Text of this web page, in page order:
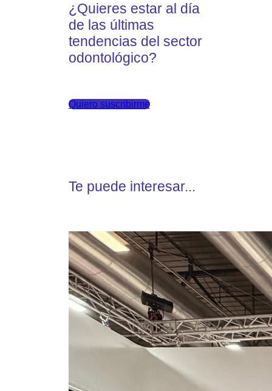
¿Quieres estar al día
de las últimas
tendencias del sector
odontológico?
Quiero suscribirme
Te puede interesar...